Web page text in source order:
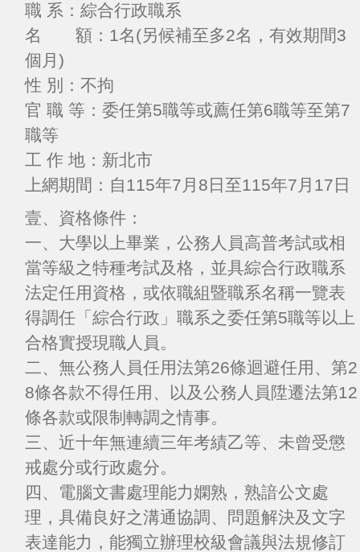
職 系：綜合行政職系
名 額：1名(另候補至多2名，有效期間3
個月)
性 別：不拘
官 職 等：委任第5職等或薦任第6職等至第7
職等
工 作 地：新北市
上網期間：自115年7月8日至115年7月17日
壹、資格條件：
一、大學以上畢業，公務人員高普考試或相
當等級之特種考試及格，並具綜合行政職系
法定任用資格，或依職組暨職系名稱一覽表
得調任「綜合行政」職系之委任第5職等以上
合格實授現職人員。
二、無公務人員任用法第26條迴避任用、第2
8條各款不得任用、以及公務人員陞遷法第12
條各款或限制轉調之情事。
三、近十年無連續三年考績乙等、未曾受懲
戒處分或行政處分。
四、電腦文書處理能力嫻熟，熟諳公文處
理，具備良好之溝通協調、問題解決及文字
表達能力，能獨立辦理校級會議與法規修訂